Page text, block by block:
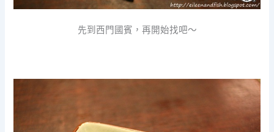
先到西門國賓，再開始找吧～